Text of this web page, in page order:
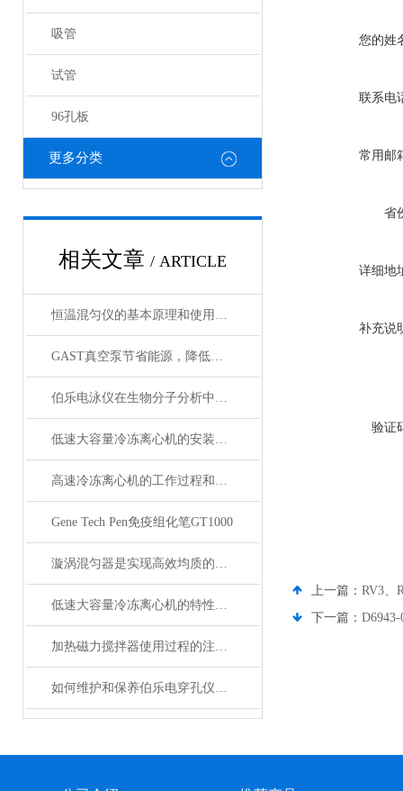
吸管
试管
96孔板
更多分类
相关文章 / ARTICLE
恒温混匀仪的基本原理和使用方法介绍
GAST真空泵节省能源，降低噪音
伯乐电泳仪在生物分子分析中的关键作用
低速大容量冷冻离心机的安装与维护建议
高速冷冻离心机的工作过程和应用范围说明
Gene Tech Pen免疫组化笔GT1000
漩涡混匀器是实现高效均质的强力工具
低速大容量冷冻离心机的特性与主要技术功能
加热磁力搅拌器使用过程的注意事项
如何维护和保养伯乐电穿孔仪以延长使用寿命？
您的姓
联系电
常用邮
省
详细地
补充说
验证
上一篇： RV3、
下一篇：